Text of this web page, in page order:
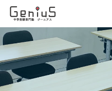
授業
志望校別特訓